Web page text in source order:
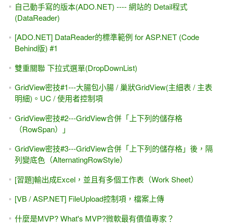
自己動手寫的版本(ADO.NET) ---- 網站的 Detail程式
(DataReader)
[ADO.NET] DataReader的標準範例 for ASP.NET (Code
Behind版) #1
雙重關聯 下拉式選單(DropDownList)
GridView密技#1---大腸包小腸 / 巢狀GridView(主細表 / 主表
明細)。UC / 使用者控制項
GridView密技#2---GridView合併「上下列的儲存格
（RowSpan）」
GridView密技#3---GridView合併「上下列的儲存格」後，隔
列變底色（AlternatingRowStyle）
[習題]輸出成Excel，並且有多個工作表（Work Sheet）
[VB / ASP.NET] FileUpload控制項，檔案上傳
什麼是MVP? What's MVP?微軟最有價值專家？